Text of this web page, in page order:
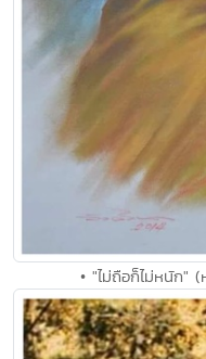
• "ไม่ถือก็ไม่หนัก"